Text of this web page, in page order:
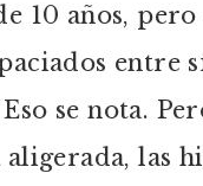
10 años,
entre
se nota.
las